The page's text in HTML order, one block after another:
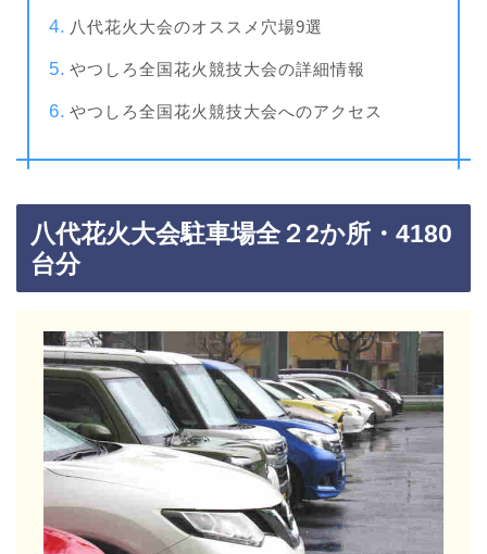
八代花火大会のオススメ穴場9選
やつしろ全国花火競技大会の詳細情報
やつしろ全国花火競技大会へのアクセス
八代花火大会駐車場全２2か所・4180
台分